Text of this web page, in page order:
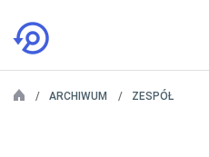
ARCHIWUM ZESPÓŁ